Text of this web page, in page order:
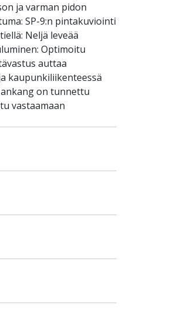
ja varman pidon
SP-9:n pintakuviointi
Neljä leveää
Optimoitu
auttaa
kaupunkiliikenteessä
on tunnettu
vastaamaan